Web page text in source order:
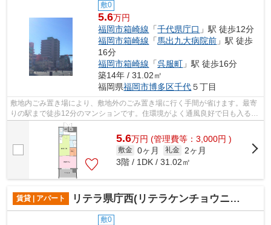
敷0
5.6万円
福岡市箱崎線 「千代県庁口 」駅 徒歩12分
福岡市箱崎線 「馬出九大病院前 」駅 徒歩
16分
福岡市箱崎線 「呉服町 」駅 徒歩16分
築14年 / 31.02㎡
福岡県福岡市博多区千代５丁目
敷地内ごみ置き場により、敷地外のごみ置き場に行く手間が省けます。最寄
りの駅まで徒歩12分のマンションです。住環境がよく通風良好で日も入るマ
ンションをご提供します。こちらの物...
5.6万円 (管理費等：3,000円 )
敷金 0ヶ月 礼金
2ヶ月
3階 / 1DK / 31.02㎡
賃貸 | アパート リテラ県庁西(リテラケンチョウニシ)
敷0